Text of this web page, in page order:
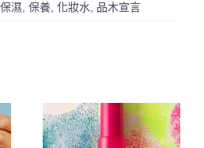
保濕 保養 化妝水 品木宣言